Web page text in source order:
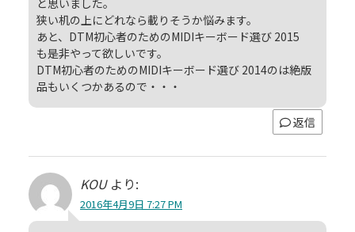
狭い机の上にどれなら載りそうか悩みます。
あと、DTM初心者のためのMIDIキーボード選び 2015
も是非やって欲しいです。
DTM初心者のためのMIDIキーボード選び 2014のは絶版
品もいくつかあるので・・・
返信
KOU より:
2016年4月9日 7:27 PM